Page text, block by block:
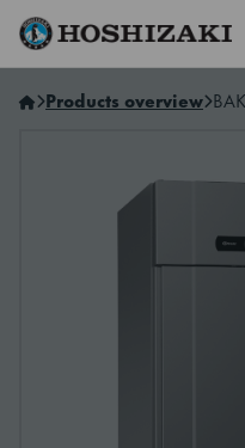
Hoshizaki Sweden
Products overview